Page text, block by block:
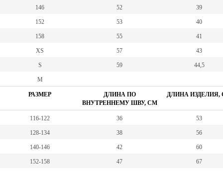
146 52 39
152 53 40
158 55 41
XS 57 43
S 59 44,5
M
РАЗМЕР
ДЛИНА ПО
ВНУТРЕННЕМУ ШВУ, СМ
ДЛИНА ИЗДЕЛИЯ,
116-122 36 53
128-134 38 56
140-146 42 60
152-158 47 67